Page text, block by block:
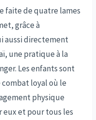
faite de quatre lames
grâce à
aussi directement
une pratique à la
Les enfants sont
loyal où le
physique
eux et pour tous les